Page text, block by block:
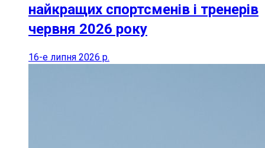
найкращих спортсменів і тренерів
червня 2026 року
16-е липня 2026 р.